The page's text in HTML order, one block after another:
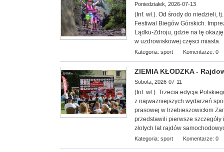
Poniedziałek, 2026-07-13
(Inf. wł.). Od środy do niedzieli,
Festiwal Biegów Górskich.
Lądku-Zdroju, gdzie na tę
w uzdrowiskowej częsci miasta.
Kategoria: sport Komentarze: 0
ZIEMIA KŁODZKA -
Sobota, 2026-07-11
(Inf. wł.). Trzecia edycja
z najważniejszych wydarzeń
prasowej w trzebieszowickim
przedstawili pierwsze
złotych lat rajdów
Kategoria: sport Komentarze: 0